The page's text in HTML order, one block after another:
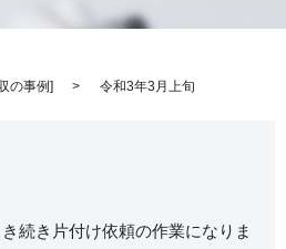
の事例] 令和3年3月上旬
続き片付け依頼の作業になりま